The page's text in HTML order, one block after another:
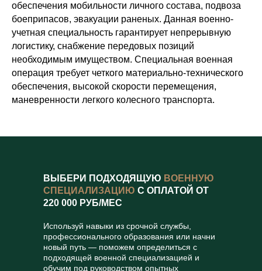
обеспечения мобильности личного состава, подвоза
боеприпасов, эвакуации раненых. Данная военно-
учетная специальность гарантирует непрерывную
логистику, снабжение передовых позиций
необходимым имуществом. Специальная военная
операция требует четкого материально-технического
обеспечения, высокой скорости перемещения,
маневренности легкого колесного транспорта.
ВЫБЕРИ ПОДХОДЯЩУЮ ВОЕННУЮ
СПЕЦИАЛИЗАЦИЮ С ОПЛАТОЙ ОТ
220 000 РУБ/МЕС
Используй навыки из срочной службы,
профессионального образования или начни
новый путь — поможем определиться с
подходящей военной специализацией и
обучим под руководством опытных